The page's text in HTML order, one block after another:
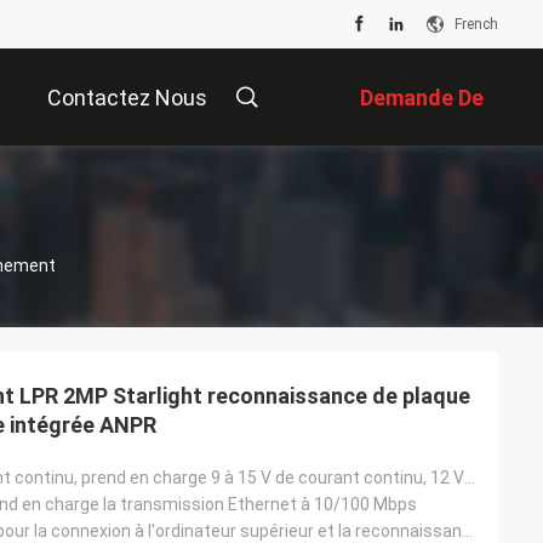
French
Contactez Nous Demande De
Soumission
LPR 2MP Starlight reconnaissance de plaque
ANPR
en charge la transmission Ethernet à 10/100 Mbps